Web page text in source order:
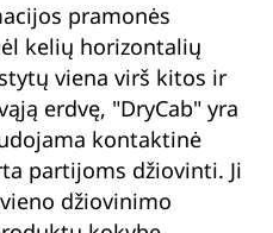
pramonės
kelių horizontalių
viena virš kitos ir
erdvę, "DryCab" yra
kontaktinė
partijoms džiovinti. Ji
džiovinimo